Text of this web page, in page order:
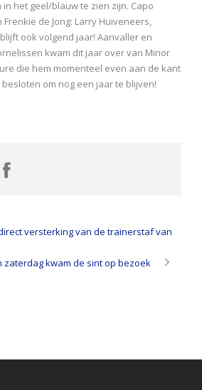
het geel/blauw te zien zijn. Capo
de Jong: Larry Huiveneers,
ook volgend jaar! Aanvaller en
kwam dit jaar over van Minor
die hem momenteel even aan de kant
om nog een jaar te blijven!
versterking van de trainerstaf van
zaterdag kwam de sint op bezoek